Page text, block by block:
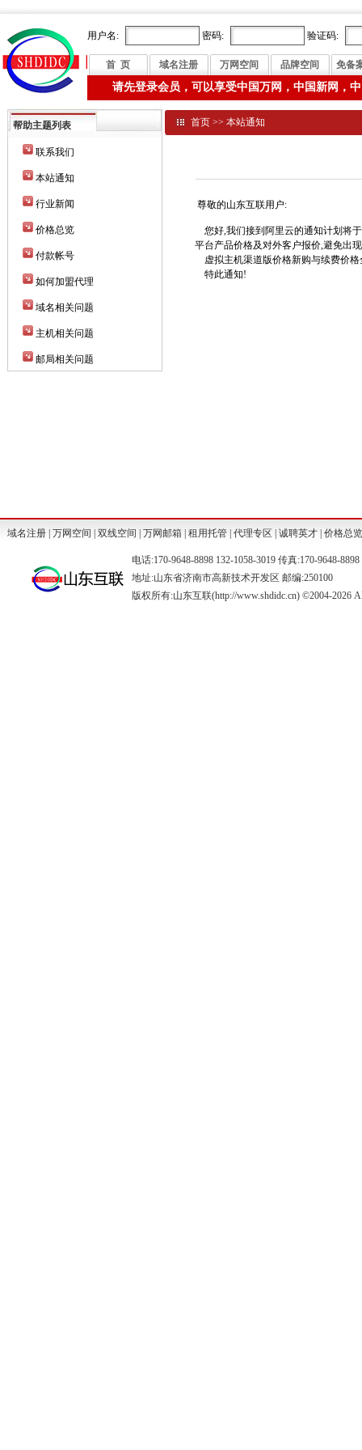
用户名: 密码: 验证码:
首 页 域名注册 万网空间 品牌空间 免备
请先登录会员，可以享受中国万网，中国新网，
帮助主题列表
联系我们
本站通知
行业新闻
价格总览
付款帐号
如何加盟代理
域名相关问题
主机相关问题
邮局相关问题
首页 >>本站通知
尊敬的山东互联用户:
您好,我们接到阿里云的通知计划将
平台产品价格及对外客户报价,避免出
虚拟主机渠道版价格新购与续费价
特此通知!
域名注册 万网空间 双线空间 万网邮箱 租用托管 代理专区 诚聘英才 价格总览
电话:170-9648-8898 132-1058-3019 传真:170-9648-
地址:山东省济南市高新技术开发区 邮编:250100
版权所有:山东互联(http://www.shdidc.cn) ©2004-2026